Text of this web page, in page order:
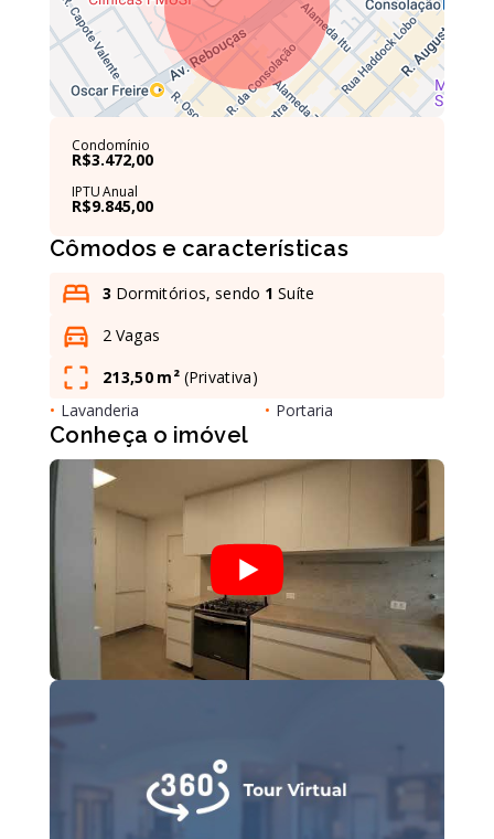
Condomínio
R$3.472,00
IPTU Anual
R$9.845,00
Cômodos e características
3 Dormitórios, sendo 1 Suíte
2 Vagas
213,50 m² (Privativa)
• Lavanderia • Portaria
Conheça o imóvel